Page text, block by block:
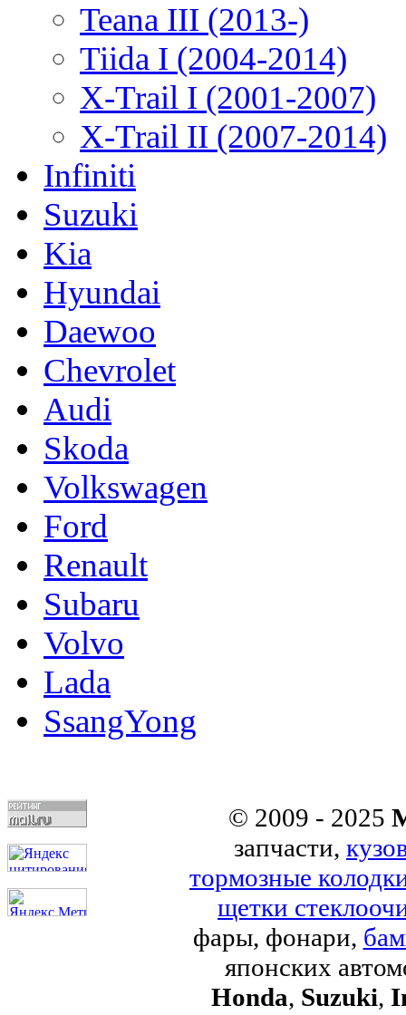
Teana III (2013-)
Tiida I (2004-2014)
X-Trail I (2001-2007)
X-Trail II (2007-2014)
Infiniti
Suzuki
Kia
Hyundai
Daewoo
Chevrolet
Audi
Skoda
Volkswagen
Ford
Renault
Subaru
Volvo
Lada
SsangYong
© 2009 - 2025
запчасти,
тормозные
щетки
фары, фонари,
японских
Honda, Suzuki,